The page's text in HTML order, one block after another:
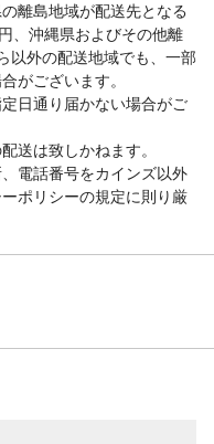
離島地域が配送先となる
、沖縄県およびその他離
以外の配送地域でも、一部
がございます。
日通り届かない場合がご
送は致しかねます。
電話番号をカインズ以外
ポリシーの規定に則り厳